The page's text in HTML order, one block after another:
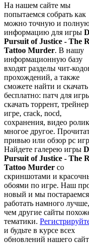
На нашем сайте мы
попытаемся собрать как
можно точную и
информацию для игры
Pursuit of Justice - The
Tattoo Murder. В нашу
информационную базу
входят разделы чит-
прохождений, а также
сможете найти и скачать
бесплатно: патч для
скачать торрент,
игре, crack, nocd,
сохранения, видео
многое другое.
привью или обзор pc
Найдете галерею игры
Pursuit of Justice - The
Tattoo Murder со
скриншотами и
обоями по игре. Наш
новый и мы постараемся
работать намного лучше,
чем другие сайты
тематики.
и будьте в курсе всех
обновлений нашего